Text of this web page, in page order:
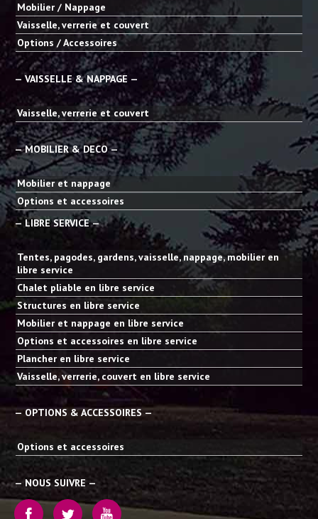
Mobilier / Nappage
Vaisselle, verrerie et couvert
Options / Accessoires
— VAISSELLE & NAPPAGE —
Vaisselle, verrerie et couvert
— MOBILIER & DECO —
Mobilier et nappage
Options et accessoires
— LIBRE SERVICE —
Tentes, pagodes, gardens, vaisselle, nappage, mobilier en
libre service
Chalet pliable en libre service
Structures en libre service
Mobilier et nappage en libre service
Options et accessoires en libre service
Plancher en libre service
Vaisselle, verrerie, couvert en libre service
— OPTIONS & ACCESSOIRES —
Options et accessoires
— NOUS SUIVRE —